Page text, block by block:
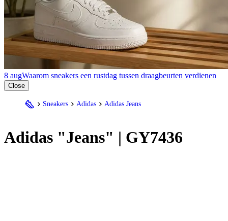
8 augWaarom sneakers een rustdag tussen draagbeurten verdienen
Close
Sneakers Adidas Adidas Jeans
Adidas "Jeans" | GY7436